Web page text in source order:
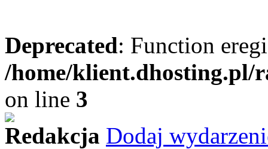
Deprecated: Function
/home/
on line 3
Redakcja Dodaj